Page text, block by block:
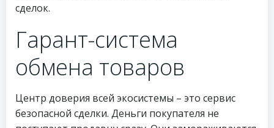
сделок.
Гарант-система
обмена товаров
Центр доверия всей экосистемы – это сервис
безопасной сделки. Деньги покупателя не